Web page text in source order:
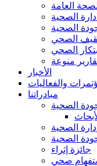
العامة
الصحية
الصحية
الصحي
الصحي
منوعة
الأخبار
والفعاليات
مبادراتنا
الصحية
الصحية
الصحية
جائزة إثراء
صحي